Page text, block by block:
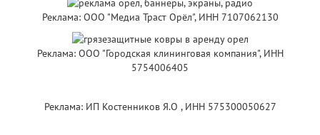
Реклама: ООО "Медиа Траст Орёл", ИНН 7107062130
Реклама: ООО "Городская клининговая компания", ИНН
5754006405
Реклама: ИП Костенников Я.О , ИНН 575300050627